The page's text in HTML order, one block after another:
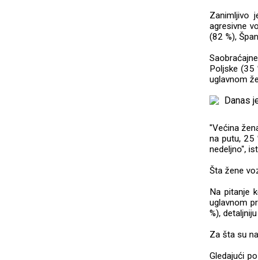
Zanimljivo
agresivne
(82 %),
Poljske (35
uglavnom
"Većina
na putu, 25
nedeljno",
Šta žene
Na pitanje
uglavnom
%),
Za šta su
Gledajući